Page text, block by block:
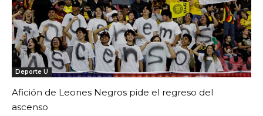
Deporte U
Afición de Leones Negros pide el regreso del
ascenso